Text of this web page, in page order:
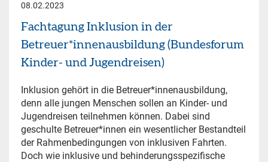
08.02.2023
Fachtagung Inklusion in der
Betreuer*innenausbildung (Bundesforum
Kinder- und Jugendreisen)
Inklusion gehört in die Betreuer*innenausbildung,
denn alle jungen Menschen sollen an Kinder- und
Jugendreisen teilnehmen können. Dabei sind
geschulte Betreuer*innen ein wesentlicher Bestandteil
der Rahmenbedingungen von inklusiven Fahrten.
Doch wie inklusive und behinderungsspezifische